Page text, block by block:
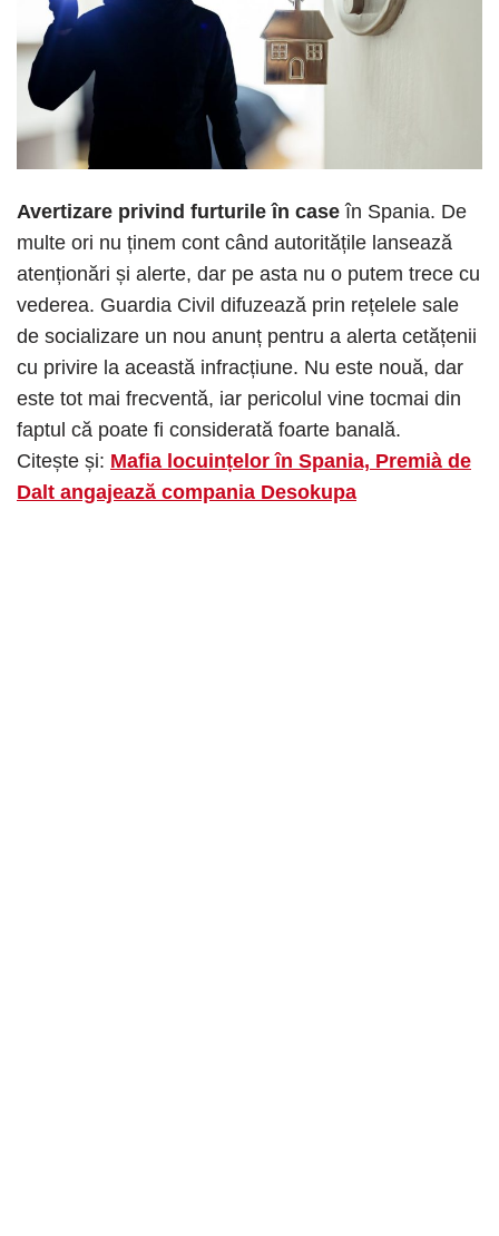
Avertizare privind furturile în caseîn Spania. De
multe ori nu ținem cont când autoritățile lansează
atenționări și alerte, dar pe asta nu o putem trece cu
vederea. Guardia Civil difuzează prin rețelele sale
de socializare un nou anunț pentru a alerta cetățenii
cu privire la această infracțiune. Nu este nouă, dar
este tot mai frecventă, iar pericolul vine tocmai din
faptul că poate fi considerată foarte banală.
Citește și: Mafia locuințelor în Spania, Premià de
Dalt angajează compania Desokupa